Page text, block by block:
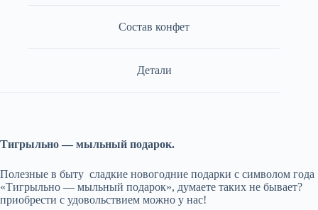
Состав конфет
Детали
Тигрыльно — мыльный подарок.
Полезные в быту сладкие новогодние подарки с символом года
«Тигрыльно — мыльный подарок», думаете таких не бывает?
приобрести с удовольствием можно у нас!